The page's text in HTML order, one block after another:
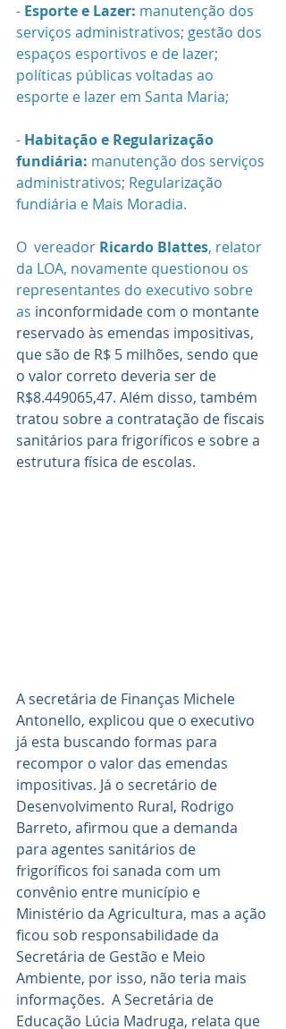
- Esporte e Lazer: manutenção dos
serviços administrativos; gestão dos
espaços esportivos e de lazer;
políticas públicas voltadas ao
esporte e lazer em Santa Maria;
- Habitação e Regularização
fundiária: manutenção dos serviços
administrativos; Regularização
fundiária e Mais Moradia.
O  vereador Ricardo Blattes, relator
da LOA, novamente questionou os
representantes do executivo sobre
as inconformidade com o montante
reservado às emendas impositivas,
que são de R$ 5 milhões, sendo que
o valor correto deveria ser de
R$8.449065,47. Além disso, também
tratou sobre a contratação de fiscais
sanitários para frigoríficos e sobre a
estrutura física de escolas.
A secretária de Finanças Michele
Antonello, explicou que o executivo
já esta buscando formas para
recompor o valor das emendas
impositivas. Já o secretário de
Desenvolvimento Rural, Rodrigo
Barreto, afirmou que a demanda
para agentes sanitários de
frigoríficos foi sanada com um
convênio entre município e
Ministério da Agricultura, mas a ação
ficou sob responsabilidade da
Secretária de Gestão e Meio
Ambiente, por isso, não teria mais
informações.  A Secretária de
Educação Lúcia Madruga, relata que